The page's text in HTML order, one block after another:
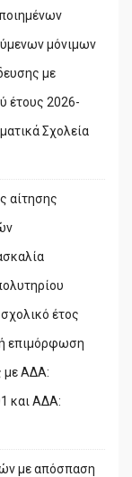
μόνιμων
με
έτους 2026-
Σχολεία
αίτησης
έτος
επιμόρφωση
με ΑΔΑ:
και ΑΔΑ:
με απόσπαση